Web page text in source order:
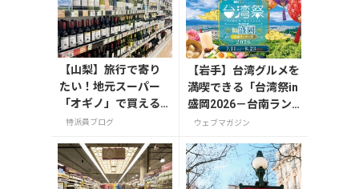
【山梨】旅行で寄り
たい！地元スーパー
「オギノ」で買える
お土産4選
特派員ブログ
【岩手】台湾グルメを
満喫できる「台湾祭in
盛岡2026－台南ラン
タン祭－」が7月11日
ウェブマガジン